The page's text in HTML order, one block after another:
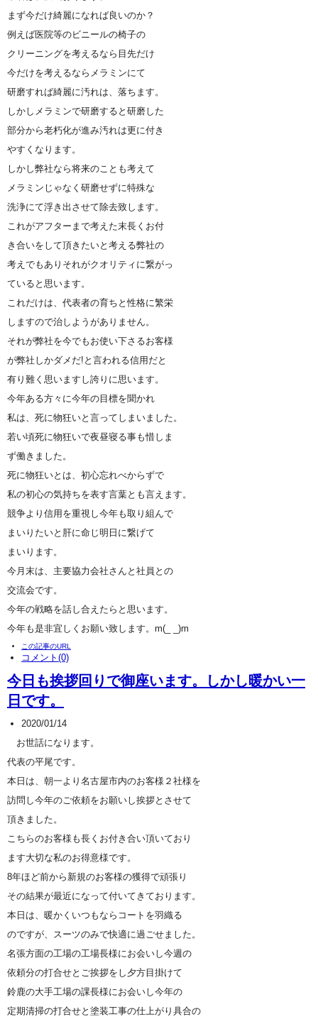
まず今だけ綺麗になれば良いのか？
例えば医院等のビニールの椅子の
クリーニングを考えるなら目先だけ
今だけを考えるならメラミンにて
研磨すれば綺麗に汚れは、落ちます。
しかしメラミンで研磨すると研磨した
部分から老朽化が進み汚れは更に付き
やすくなります。
しかし弊社なら将来のことも考えて
メラミンじゃなく研磨せずに特殊な
洗浄にて浮き出させて除去致します。
これがアフターまで考えた末長くお付
き合いをして頂きたいと考える弊社の
考えでもありそれがクオリティに繋がっ
ていると思います。
これだけは、代表者の育ちと性格に繁栄
しますので治しようがありません。
それが弊社を今でもお使い下さるお客様
が弊社しかダメだ!と言われる信用だと
有り難く思いますし誇りに思います。
今年ある方々に今年の目標を聞かれ
私は、死に物狂いと言ってしまいました。
若い頃死に物狂いで夜昼寝る事も惜しま
ず働きました。
死に物狂いとは、初心忘れべからずで
私の初心の気持ちを表す言葉とも言えます。
競争より信用を重視し今年も取り組んで
まいりたいと肝に命じ明日に繋げて
まいります。
今月末は、主要協力会社さんと社員との
交流会です。
今年の戦略を話し合えたらと思います。
今年も是非宜しくお願い致します。m(_ _)m
この記事のURL
コメント(0)
今日も挨拶回りで御座います。しかし暖かい一
日です。
2020/01/14
お世話になります。
代表の平尾です。
本日は、朝一より名古屋市内のお客様２社様を
訪問し今年のご依頼をお願いし挨拶とさせて
頂きました。
こちらのお客様も長くお付き合い頂いており
ます大切な私のお得意様です。
8年ほど前から新規のお客様の獲得で頑張り
その結果が最近になって付いてきております。
本日は、暖かくいつもならコートを羽織る
のですが、スーツのみで快適に過ごせました。
名張方面の工場の工場長様にお会いし今週の
依頼分の打合せとご挨拶をし夕方目掛けて
鈴鹿の大手工場の課長様にお会いし今年の
定期清掃の打合せと塗装工事の仕上がり具合の